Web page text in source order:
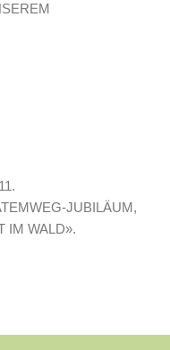
JUBILÄUM,
IM WALD».